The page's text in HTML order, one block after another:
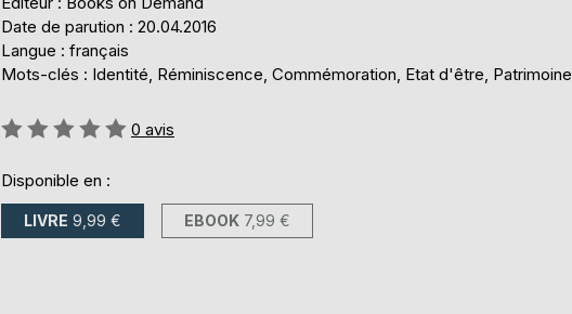
Date de parution : 20.04.2016
Langue : français
Mots-clés : Identité, Réminiscence, Commémoration, Etat d'être, Patrimoine
Évaluation:
0 avis
Disponible en :
LIVRE 9,99 € EBOOK 7,99 €